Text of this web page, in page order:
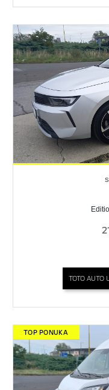
TOTO AUTO
TOP PONUKA